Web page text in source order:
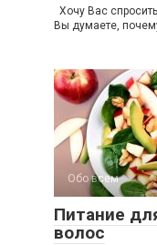
Хочу Вас
Вы думаете,
Обо всем
Питание
волос